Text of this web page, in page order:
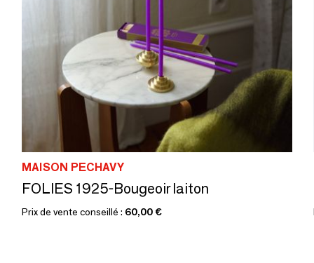
MAISON PECHAVY
FOLIES 1925-Bougeoir laiton
Prix de vente conseillé : 60,00 €